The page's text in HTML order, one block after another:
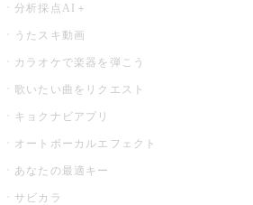
分析採点AI＋
うたスキ動画
カラオケで楽器を弾こう
歌いたい曲をリクエスト
キョクナビアプリ
オートボーカルエフェクト
あなたの最適キー
サビカラ